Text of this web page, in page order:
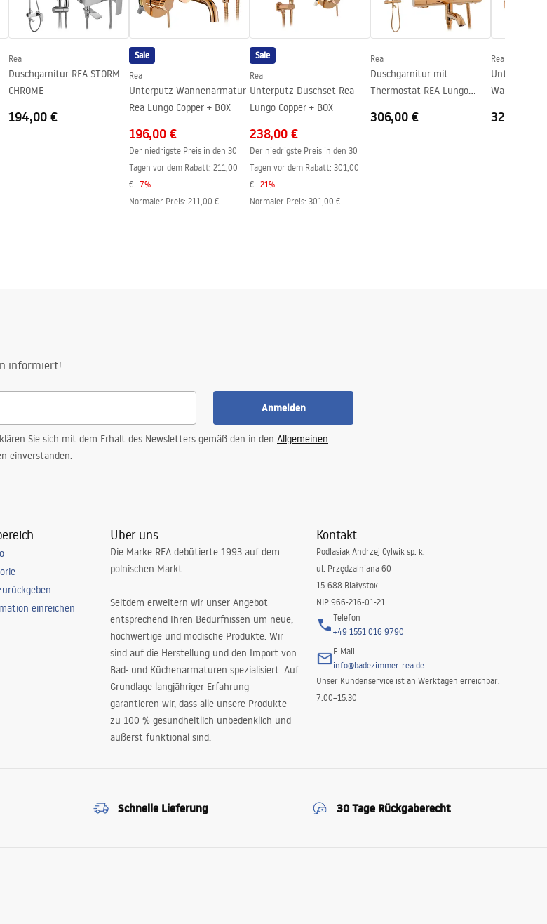
Rea
Duschgarnitur REA STORM
CHROME
194,00 €
Sale
Rea
Unterputz Wannenarmatur
Rea Lungo Copper + BOX
196,00 €
Der niedrigste Preis in den 30
Tagen vor dem Rabatt: 211,00
€ -7%
Normaler Preis: 211,00 €
Sale
Rea
Unterputz Duschset Rea
Lungo Copper + BOX
238,00 €
Der niedrigste Preis in den 30
Tagen vor dem Rabatt: 301,00
€ -21%
Normaler Preis: 301,00 €
Rea
Duschgarnitur mit
Thermostat REA Lungo
306,00 €
Rea
Unterputz
Wannen-/
322,00 €
informiert!
Anmelden
Sie sich mit dem Erhalt des Newsletters gemäß den in den Allgemeinen
einverstanden.
einreichen
Über uns
Die Marke REA debütierte 1993 auf dem
polnischen Markt.
Seitdem erweitern wir unser Angebot
entsprechend Ihren Bedürfnissen um neue,
hochwertige und modische Produkte. Wir
sind auf die Herstellung und den Import von
Bad- und Küchenarmaturen spezialisiert. Auf
Grundlage langjähriger Erfahrung
garantieren wir, dass alle unsere Produkte
zu 100 % gesundheitlich unbedenklich und
äußerst funktional sind.
Kontakt
Podlasiak Andrzej Cylwik sp. k.
ul. Przędzalniana 60
15-688 Białystok
NIP 966-216-01-21
Telefon
+49 1551 016 9790
E-Mail
info@badezimmer-rea.de
Unser Kundenservice ist an Werktagen erreichbar:
7:00–15:30
Schnelle Lieferung 30 Tage Rückgaberecht